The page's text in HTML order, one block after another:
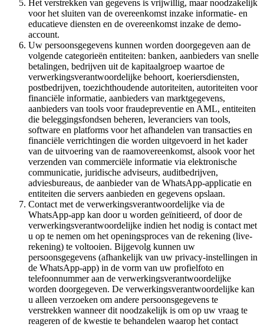
Het verstrekken van gegevens is vrijwillig, maar noodzakelijk
voor het sluiten van de overeenkomst inzake informatie- en
educatieve diensten en de overeenkomst inzake de demo-
account.
Uw persoonsgegevens kunnen worden doorgegeven aan de
volgende categorieën entiteiten: banken, aanbieders van snelle
betalingen, bedrijven uit de kapitaalgroep waartoe de
verwerkingsverantwoordelijke behoort, koeriersdiensten,
postbedrijven, toezichthoudende autoriteiten, autoriteiten voor
financiële informatie, aanbieders van marktgegevens,
aanbieders van tools voor fraudepreventie en AML, entiteiten
die beleggingsfondsen beheren, leveranciers van tools,
software en platforms voor het afhandelen van transacties en
financiële verrichtingen die worden uitgevoerd in het kader
van de uitvoering van de raamovereenkomst, alsook voor het
verzenden van commerciële informatie via elektronische
communicatie, juridische adviseurs, auditbedrijven,
adviesbureaus, de aanbieder van de WhatsApp-applicatie en
entiteiten die servers aanbieden en gegevens opslaan.
Contact met de verwerkingsverantwoordelijke via de
WhatsApp-app kan door u worden geïnitieerd, of door de
verwerkingsverantwoordelijke indien het nodig is contact met
u op te nemen om het openingsproces van de rekening (live-
rekening) te voltooien. Bijgevolg kunnen uw
persoonsgegevens (afhankelijk van uw privacy-instellingen in
de WhatsApp-app) in de vorm van uw profielfoto en
telefoonnummer aan de verwerkingsverantwoordelijke
worden doorgegeven. De verwerkingsverantwoordelijke kan
u alleen verzoeken om andere persoonsgegevens te
verstrekken wanneer dit noodzakelijk is om op uw vraag te
reageren of de kwestie te behandelen waarop het contact